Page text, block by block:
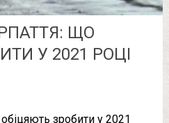
ЩО
У 2021 РОЦІ
зробити у 2021